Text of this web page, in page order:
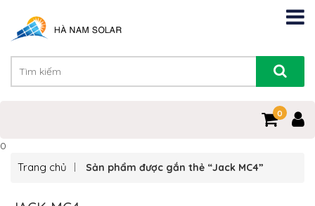
0
0
Trang chủ Sản phẩm được gắn thẻ “Jack MC4”